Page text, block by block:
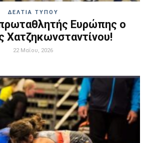
ΔΕΛΤΙΑ ΤΥΠΟΥ
Ευρώπης ο
Χατζηκωνσταντίνου!
22 Μαΐου, 2026